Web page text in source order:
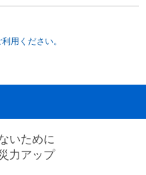
用ください。
いために
力アップ